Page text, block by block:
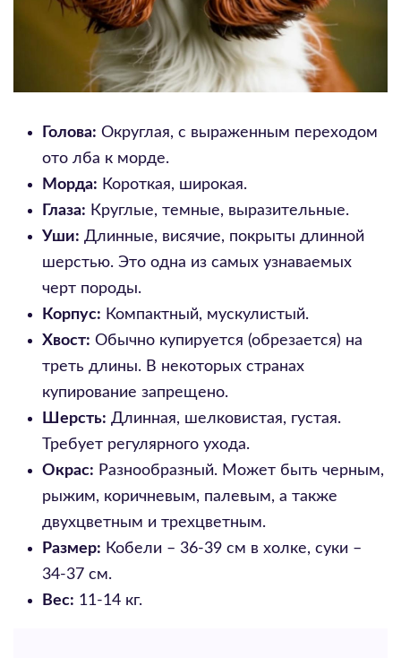
Голова: Округлая, с выраженным переходом
ото лба к морде.
Морда: Короткая, широкая.
Глаза: Круглые, темные, выразительные.
Уши: Длинные, висячие, покрыты длинной
шерстью. Это одна из самых узнаваемых
черт породы.
Корпус: Компактный, мускулистый.
Хвост: Обычно купируется (обрезается) на
треть длины. В некоторых странах
купирование запрещено.
Шерсть: Длинная, шелковистая, густая.
Требует регулярного ухода.
Окрас: Разнообразный. Может быть черным,
рыжим, коричневым, палевым, а также
двухцветным и трехцветным.
Размер: Кобели – 36-39 см в холке, суки –
34-37 см.
Вес: 11-14 кг.